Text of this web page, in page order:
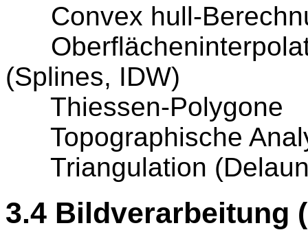
Convex hull-
(Splines, IDW)
Thiessen-Polygone
Topographische
Triangulation
3.4 Bildverarbeitung